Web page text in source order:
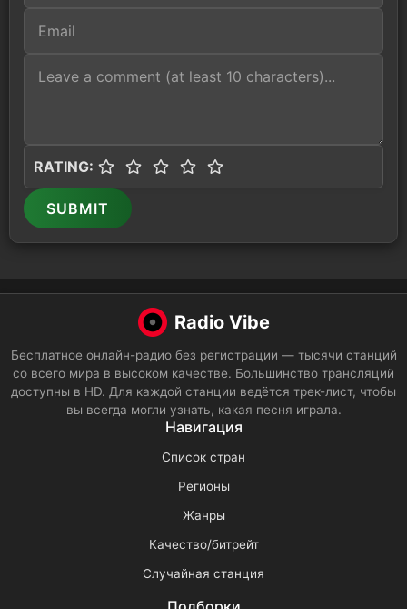
RATING:
SUBMIT
Radio Vibe
Бесплатное онлайн-радио без регистрации — тысячи станций
со всего мира в высоком качестве. Большинство трансляций
доступны в HD. Для каждой станции ведётся трек-лист, чтобы
вы всегда могли узнать, какая песня играла.
Навигация
Список стран
Регионы
Жанры
Качество/битрейт
Случайная станция